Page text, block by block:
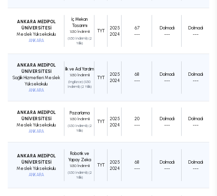
ANKARA MEDİPOL
ÜNİVERSİTESİ
Meslek Yüksekokulu
ANKARA
İç Mekan
Tasarımı
%50 İndirimli
(%50 İndirimli) (2
Yıllık)
TYT
2025
2024
67
---
Dolmadı
---
Dolmadı
---
ANKARA MEDİPOL
ÜNİVERSİTESİ
Sağlık Hizmetleri Meslek
Yüksekokulu
ANKARA
İlk ve Acil Yardım
%50 İndirimli
(İngilizce) (%50
İndirimli) (2 Yıllık)
TYT
2025
2024
68
---
Dolmadı
---
Dolmadı
---
ANKARA MEDİPOL
ÜNİVERSİTESİ
Meslek Yüksekokulu
ANKARA
Pazarlama
%50 İndirimli
(%50 İndirimli) (2
Yıllık)
TYT
2025
2024
20
---
Dolmadı
---
Dolmadı
---
ANKARA MEDİPOL
ÜNİVERSİTESİ
Meslek Yüksekokulu
ANKARA
Robotik ve
Yapay Zeka
%50 İndirimli
(%50 İndirimli) (2
Yıllık)
TYT
2025
2024
68
---
Dolmadı
---
Dolmadı
---